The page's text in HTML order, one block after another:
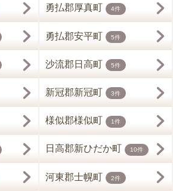
勇払郡厚真町 4件
勇払郡安平町 5件
沙流郡日高町 5件
新冠郡新冠町 3件
様似郡様似町 1件
日高郡新ひだか町 10件
河東郡士幌町 2件